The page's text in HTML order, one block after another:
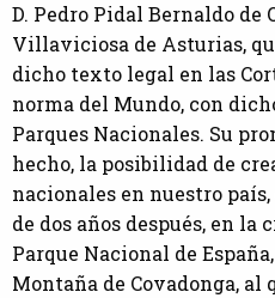
D. Pedro Pidal Bernaldo de
Villaviciosa de Asturias,
dicho texto legal en las
norma del Mundo, con
Parques Nacionales. Su
hecho, la posibilidad de
nacionales en nuestro
de dos años después, en la
Parque Nacional de
Montaña de Covadonga, al